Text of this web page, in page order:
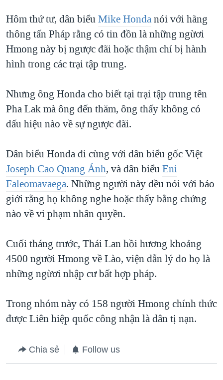
ĐỜI SỐNG
KINH TẾ
KHOA HỌC
VĂN HOÁ
THỂ THAO
GIÁO DỤC
HÀNH TRÌNH BẦU CỬ 2024
MỘT NĂM CHIẾN TRANH TẠI DẢI GAZA
GIẢI MÃ VÀNH ĐAI & CON ĐƯỜNG
NGÀY TỊ NẠN THẾ GIỚI
GROUND ZERO – XƯA VÀ NAY
CHI PHÍ CHIẾN TRANH AFGHANISTAN
THƯỢNG ĐỈNH TRUMP-KIM TẠI VIỆT NAM
TRỊNH VĨNH BÌNH VS. CHÍNH PHỦ VIỆT NAM
NGƯ DÂN VIỆT VÀ LÀN SÓNG TRỘM HẢI SÂM
BÊN KIA QUỐC LỘ: TIẾNG VỌNG TỪ NÔNG THÔN MỸ
NGHE
MẠNG XÃ HỘI
Ngôn ngữ khác
Hôm thứ tư, dân biểuMike Hondanói với hãng
thông tấn Pháp rằng có tin đồn là những ngừơi
Hmong này bị ngược đãi hoặc thậm chí bị hành
hình trong các trại tập trung.
Nhưng ông Honda cho biết tại trại tập trung tên
Pha Lak mà ông đến thăm, ông thấy không có
dấu hiệu nào về sự ngược đãi.
Dân biểu Honda đi cùng với dân biểu gốc Việt
Joseph Cao Quang Ánh, và dân biểuEni
Faleomavaega. Những người này đều nói với báo
giới rằng họ không nghe hoặc thấy bằng chứng
nào về vi phạm nhân quyền.
Cuối tháng trước, Thái Lan hồi hương khoảng
4500 người Hmong về Lào, viện dẫn lý do họ là
những ngừơi nhập cư bất hợp pháp.
Trong nhóm này có 158 người Hmong chính thức
được Liên hiệp quốc công nhận là dân tị nạn.
Chia sẻ Follow us